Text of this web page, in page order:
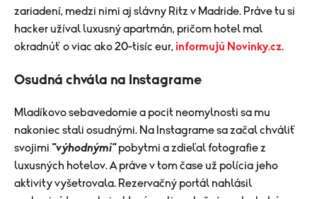
zariadení, medzi nimi aj slávny Ritz v Madride. Práve tu si
hacker užíval luxusný apartmán, pričom hotel mal
okradnúť o viac ako 20-tisíc eur, informujú Novinky.cz.
Osudná chvála na Instagrame
Mladíkovo sebavedomie a pocit neomylnosti sa mu
nakoniec stali osudnými. Na Instagrame sa začal chváliť
svojimi "výhodnými"pobytmi a zdieľal fotografie z
luxusných hotelov. A práve v tom čase už polícia jeho
aktivity vyšetrovala. Rezervačný portál nahlásil